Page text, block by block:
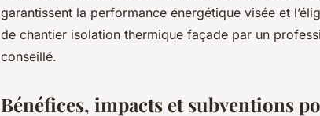
garantissent la performance énergétique visée et
de chantier isolation thermique façade par un
conseillé.
Bénéfices, impacts et subventions